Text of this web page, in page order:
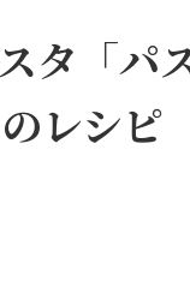
タ「パ
レシピ